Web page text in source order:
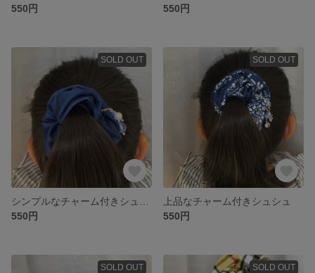
550円
550円
SOLD OUT
550円
SOLD OUT
上品なチャーム付きシュシュ
550円
SOLD OUT SOLD OUT